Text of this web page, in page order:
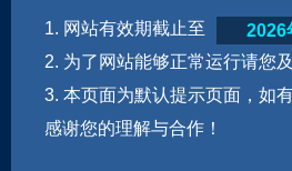
1. 网站有效期截止至
2. 为了网站能够正常运行请您
3. 本页面为默认提示页面，如
感谢您的理解与合作！
2026